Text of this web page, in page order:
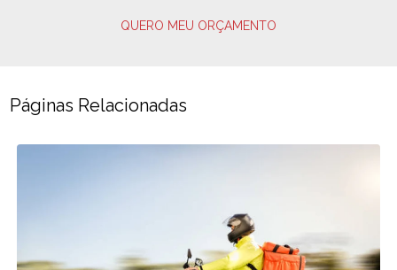
QUERO MEU ORÇAMENTO
Páginas Relacionadas